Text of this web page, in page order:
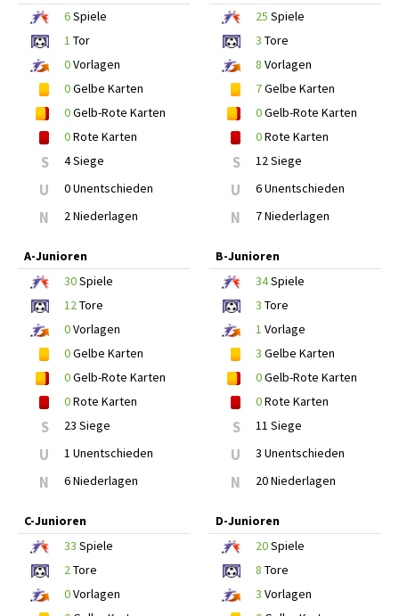
6Spiele
1 Tor
0Vorlagen
0Gelbe Karten
0Gelb-Rote Karten
0Rote Karten
S 4 Siege
U 0 Unentschieden
N 2 Niederlagen
25 Spiele
3 Tore
8 Vorlagen
7Gelbe Karten
0Gelb-Rote Karten
0Rote Karten
S 12 Siege
U 6 Unentschieden
N 7 Niederlagen
A-Junioren
30Spiele
12Tore
0Vorlagen
0Gelbe Karten
0Gelb-Rote Karten
0Rote Karten
S 23 Siege
U 1 Unentschieden
N 6 Niederlagen
B-Junioren
34Spiele
3 Tore
1 Vorlage
3 Gelbe Karten
0Gelb-Rote Karten
0Rote Karten
S 11 Siege
U 3 Unentschieden
N 20 Niederlagen
C-Junioren
33 Spiele
2Tore
0Vorlagen
D-Junioren
20Spiele
8 Tore
3 Vorlagen